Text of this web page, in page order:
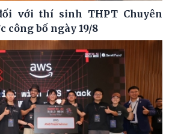
với thí sinh THPT Chuyên
công bố ngày 19/8